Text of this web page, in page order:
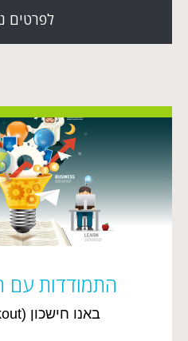
לפרטים
התמודדות עם
באנו חישכון (blackout) לגרש..